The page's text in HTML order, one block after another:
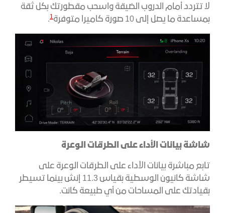
لا تتردد أمام الدروب الضيقة واسحب مقطورتك بكل ثقة
بمساعدة ما يصل إلى 10 صورة كاميرا متوفرة
1
.
شاشة بيانات الأداء على الطرقات الوعرة
تابع مباشرة بيانات الأداء على الطرقات الوعرة على
شاشة كانيون الوسطية بقياس 11.3 إنش بينما تسيطر
بقيادتك على المساحات من أي طبيعة كانت.